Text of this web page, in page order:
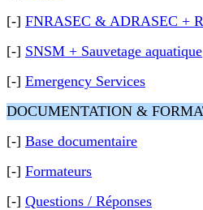
[-] FNRASEC & ADRASEC +
[-] SNSM + Sauvetage aquatique
[-] Emergency Services
DOCUMENTATION &
[-] Base documentaire
[-] Formateurs
[-] Questions / Réponses